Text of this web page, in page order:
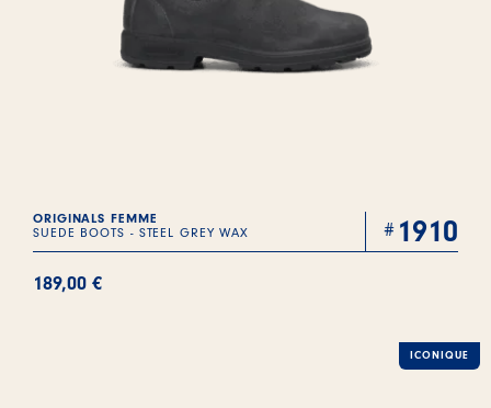
ORIGINALS FEMME
SUEDE BOOTS - STEEL GREY WAX 1910
189,00 €
ICONIQUE